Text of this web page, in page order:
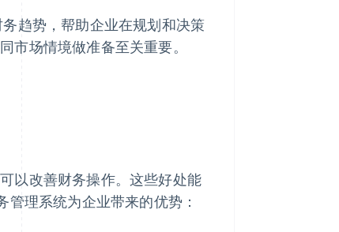
趋势，帮助企业在规划和决策
市场情境做准备至关重要。
以改善财务操作。这些好处能
理系统为企业带来的优势：